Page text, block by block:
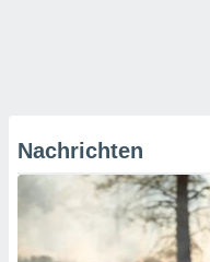
Nachrichten